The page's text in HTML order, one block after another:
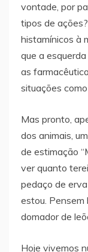
vontade, por
tipos de
histamínicos à
que a
as
situações
Mas pronto,
dos animais,
de estimação
ver quanto
pedaço de
estou. Pensem
domador de
Hoje vivemos